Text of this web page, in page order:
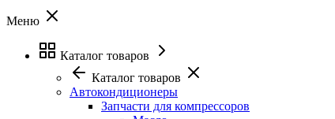
Меню
Каталог товаров
Каталог товаров
Автокондиционеры
Запчасти для компрессоров